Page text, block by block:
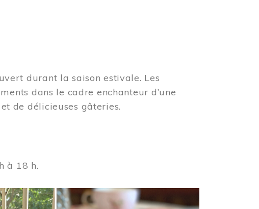
durant la saison estivale. Les
dans le cadre enchanteur d’une
de délicieuses gâteries.
à 18 h.